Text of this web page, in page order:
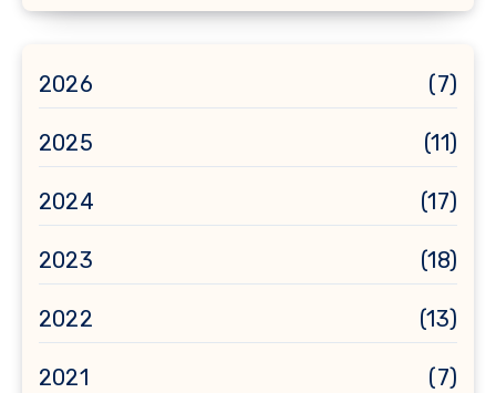
2026 (7)
2025 (11)
2024 (17)
2023 (18)
2022 (13)
2021 (7)